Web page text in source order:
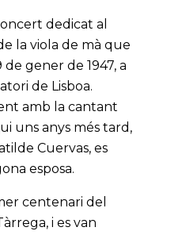
dedicat al
la viola de mà que
gener de 1947, a
de Lisboa.
amb la cantant
uns anys més tard,
Cuervas, es
esposa.
centenari del
i es van